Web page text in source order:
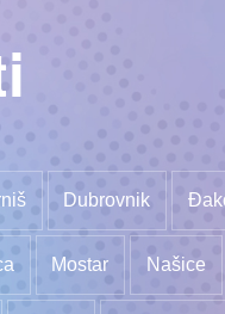
Dubrovnik
Mostar Našice